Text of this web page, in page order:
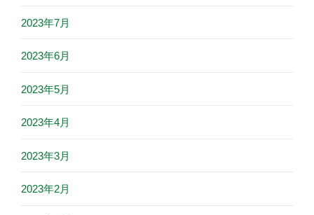
2023年7月
2023年6月
2023年5月
2023年4月
2023年3月
2023年2月